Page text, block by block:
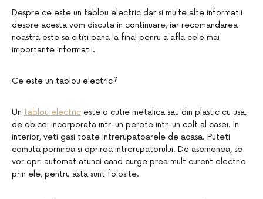
Despre ce este un tablou electric dar si multe alte informatii
despre acesta vom discuta in continuare, iar recomandarea
noastra este sa cititi pana la final penru a afla cele mai
importante informatii.
Ce este un tablou electric?
Un tablou electric este o cutie metalica sau din plastic cu usa,
de obicei incorporata intr-un perete intr-un colt al casei. In
interior, veti gasi toate intrerupatoarele de acasa. Puteti
comuta pornirea si oprirea intrerupatorului. De asemenea, se
vor opri automat atunci cand curge prea mult curent electric
prin ele, pentru asta sunt folosite.